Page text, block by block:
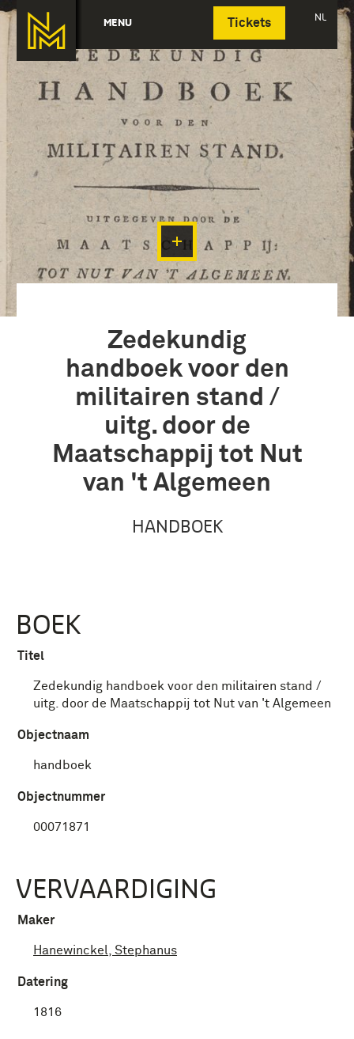
MENU Tickets NL
Deutsch
Zedekundig
handboek voor den
militairen stand /
uitg. door de
Maatschappij tot Nut
van 't Algemeen
HANDBOEK
BOEK
Titel
Zedekundig handboek voor den militairen stand /
uitg. door de Maatschappij tot Nut van 't Algemeen
Objectnaam
handboek
Objectnummer
00071871
VERVAARDIGING
Maker
Hanewinckel, Stephanus
Datering
1816